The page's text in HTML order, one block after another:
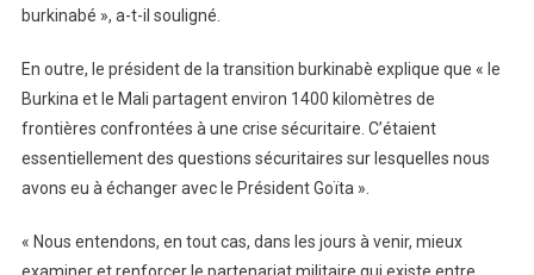
burkinabé », a-t-il souligné.
En outre, le président de la transition burkinabè explique que « le
Burkina et le Mali partagent environ 1400 kilomètres de
frontières confrontées à une crise sécuritaire. C’étaient
essentiellement des questions sécuritaires sur lesquelles nous
avons eu à échanger avec le Président Goïta ».
« Nous entendons, en tout cas, dans les jours à venir, mieux
examiner et renforcer le partenariat militaire qui existe entre